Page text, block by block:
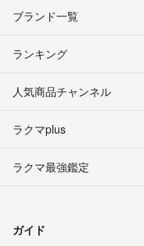
ブランド一覧
ランキング
人気商品チャンネル
ラクマplus
ラクマ最強鑑定
ガイド